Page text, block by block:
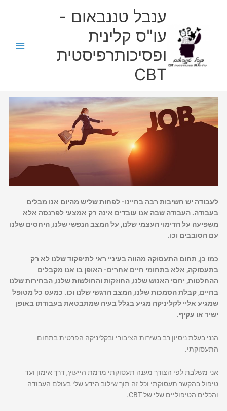
ענבל טננבאום -
עו"ס קלינית
ופסיכותרפיסטית
CBT
לעבודה יש חשיבות רבה בחיינו- לפחות שליש מהיום אנו מבלים
בעבודה. העבודה שבה אנו עובדים אינה רק אמצעי לפרנסה אלא
משפיעה על הדימוי העצמי שלנו, על המצב הנפשי שלנו, היחסים שלנו
עם הסובבים וכו.
כמו כן, תחום התעסוקה מהווה בעיניי ראי לתיפקוד שלנו לא רק
בתעסוקה, אלא בתחומי חיים אחרים- האופן בו אנו מקבלים
ההחלטות, יחסי האנוש שלנו, החוזקות והחולשות שלנו, הבחירות שלנו
בחיים, קבלת הסמכות שלנו, המצב הרגשי שלנו וכו. כמעט כל מטופל
שמגיע אליי לקליניקה מגיע בגלל בעיה שמתבטאת בעבודתו באופן
ישיר או עקיף.
הנני בעלת ניסיון רב בשירות הציבורי ובקליניקה הפרטית בתחום
התעסוקתי.
אני משלבת לפי הצורך מענה תעסוקתי מרמת הייעוץ, דרך אימון ועד
טיפול בהקשר תעסוקתי וכל זה תוך שילוב הידע שלי בעולם העבודה
והכלים הטיפוליים שלי של CBT.